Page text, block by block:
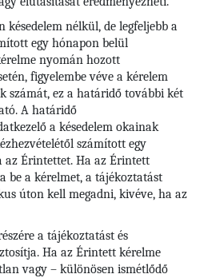
nélkül, de legfeljebb a
egy hónapon belül
nyomán hozott
figyelembe véve a kérelem
számát, ez a határidő további két
A határidő
a késedelem okainak
számított egy
Érintettet. Ha az Érintett
a kérelmet, a tájékoztatást
úton kell megadni, kivéve, ha az
a tájékoztatást és
Ha az Érintett kérelme
vagy – különösen ismétlődő